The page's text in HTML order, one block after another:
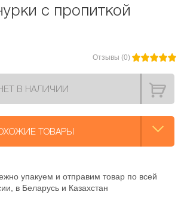
с пропиткой
Отзывы (0)
В НАЛИЧИИ
ТОВАРЫ
упакуем и отправим товар по всей
в Беларусь и Казахстан